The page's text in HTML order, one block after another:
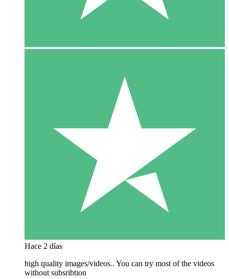
Hace 2 días
high quality images/videos.. You can try most of the videos
without subsribtion